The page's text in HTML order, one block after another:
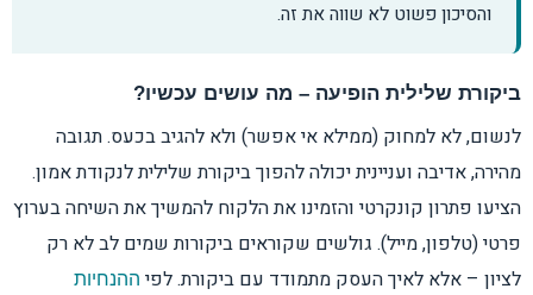
והסיכון פשוט לא שווה את זה.
ביקורת שלילית הופיעה – מה עושים עכשיו?
לנשום, לא למחוק (ממילא אי אפשר) ולא להגיב בכעס. תגובה
מהירה, אדיבה ועניינית יכולה להפוך ביקורת שלילית לנקודת אמון.
הציעו פתרון קונקרטי והזמינו את הלקוח להמשיך את השיחה בערוץ
פרטי (טלפון, מייל). גולשים שקוראים ביקורות שמים לב לא רק
לציון – אלא לאיך העסק מתמודד עם ביקורת. לפי ההנחיות